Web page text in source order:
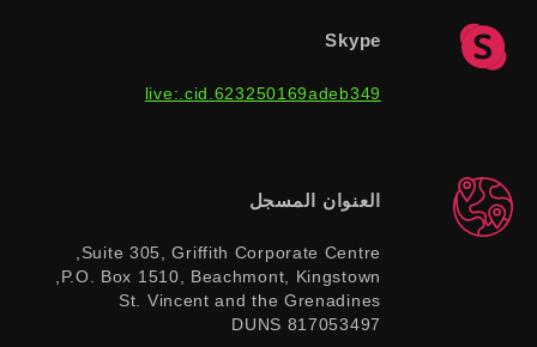
Skype
live:.cid.623250169adeb349
العنوان المسجل
Suite 305, Griffith Corporate Centre,
P.O. Box 1510, Beachmont, Kingstown,
St. Vincent and the Grenadines
DUNS 817053497